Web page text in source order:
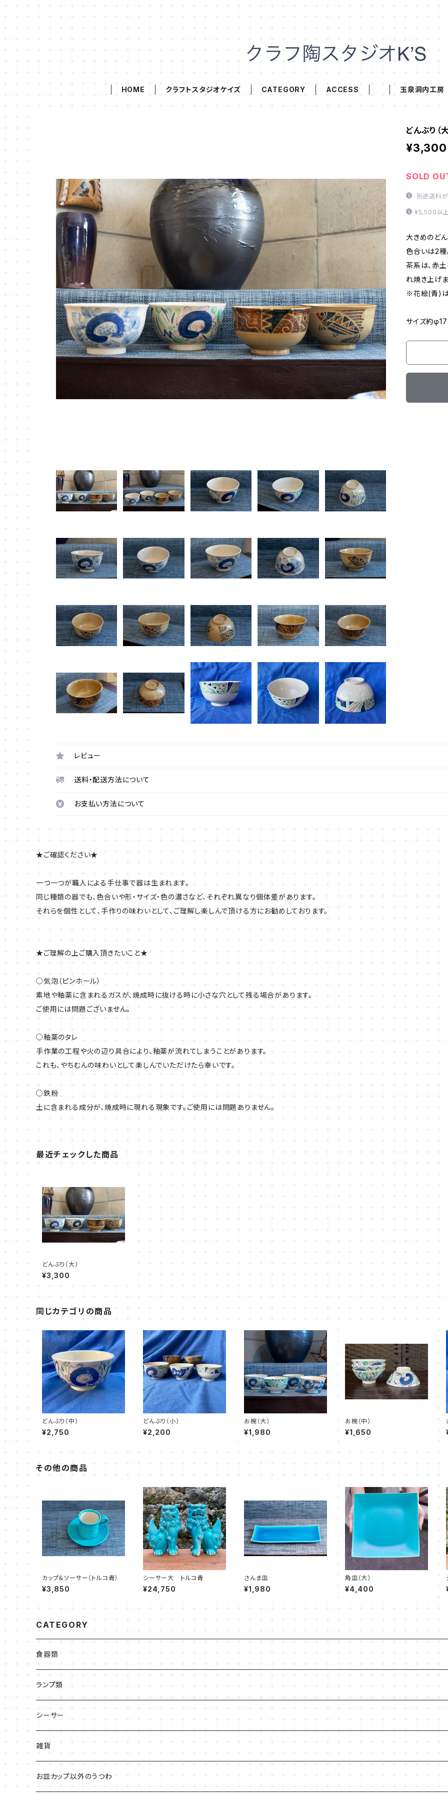
HOME クラフトスタジオケイズ CATEGORY ACCESS 玉泉洞内工房
どんぶり（
¥3,300
SOLD
別途送料が
¥5,500以上
大きめのどん
色合いは2種
茶系は、赤
れ焼き上げま
※花絵(青)は
サイズ約
レビュー
送料・配送方法について
お支払い方法について
★ご確認ください★
一つ一つが職人による手仕事で器は生まれます。
同じ種類の器でも、色合いや形・サイズ・色の濃さなど、それぞれ異なり個体差があります。
それらを個性として、手作りの味わいとして、ご理解し楽しんで頂ける方にお勧めしております。
★ご理解の上ご購入頂きたいこと★
○気泡（ピンホール）
素地や釉薬に含まれるガスが、焼成時に抜ける時に小さな穴として残る場合があります。
ご使用には問題ございません。
○釉薬のタレ
手作業の工程や火の辺り具合により、釉薬が流れてしまうことがあります。
これも、やちむんの味わいとして楽しんでいただけたら幸いです。
○鉄粉
土に含まれる成分が、焼成時に現れる現象です。ご使用には問題ありません。
最近チェックした商品
どんぶり（大）
¥3,300
同じカテゴリの商品
どんぶり（中）
¥2,750
どんぶり（小）
¥2,200
お椀（大）
¥1,980
お椀（中）
¥1,650
その他の商品
カップ＆ソーサー（トルコ青）
¥3,850
シーサー大 トルコ青
¥24,750
さんま皿
¥1,980
角皿（大）
¥4,400
CATEGORY
食器類
皿
高台あり
平皿
お椀・どんぶり系
カップ類
ランプ類
シーサー
雑貨
お皿カップ以外のうつわ